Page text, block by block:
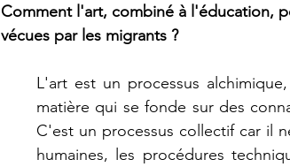
Comment l'art, combiné à l'éducation,
vécues par les migrants ?
L'art est un processus
matière qui se fonde sur des
C'est un processus collectif car il
humaines, les procédures